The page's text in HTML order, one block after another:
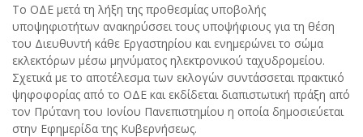
Το ΟΔΕ μετά τη λήξη της προθεσμίας υποβολής
υποψηφιοτήτων ανακηρύσσει τους υποψήφιους για τη θέση
του Διευθυντή κάθε Εργαστηρίου και ενημερώνει το σώμα
εκλεκτόρων μέσω μηνύματος ηλεκτρονικού ταχυδρομείου.
Σχετικά με το αποτέλεσμα των εκλογών συντάσσεται πρακτικό
ψηφοφορίας από το ΟΔΕ και εκδίδεται διαπιστωτική πράξη από
τον Πρύτανη του Ιονίου Πανεπιστημίου η οποία δημοσιεύεται
στην Εφημερίδα της Κυβερνήσεως.